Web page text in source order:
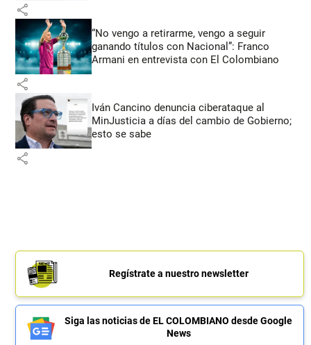
share
“No vengo a retirarme, vengo a seguir
ganando títulos con Nacional”: Franco
Armani en entrevista con El Colombiano
share
Iván Cancino denuncia ciberataque al
MinJusticia a días del cambio de Gobierno;
esto se sabe
share
Regístrate a nuestro newsletter
Siga las noticias de EL COLOMBIANO desde Google
News